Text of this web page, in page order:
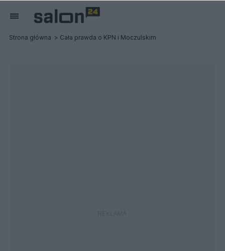
Strona główna Cała prawda o KPN i Moczulskim